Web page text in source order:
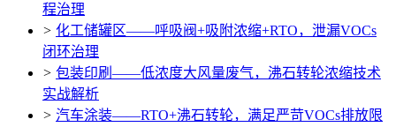
程治理
> 化工储罐区——呼吸阀+吸附浓缩+RTO，泄漏VOCs
闭环治理
> 包装印刷——低浓度大风量废气，沸石转轮浓缩技术
实战解析
> 汽车涂装——RTO+沸石转轮，满足严苛VOCs排放限